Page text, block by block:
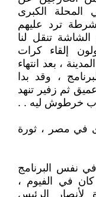
المحلة الكبرى
ترد عليهم
تنقل لنا
إلقاء كرات
، بعد انتهاء
، وقد بدا
ثم زفير تنهد
خرطوش ليه . .
في مصر ، ثورة
نفس البرنامج
في الفيوم ،
لأنصار الرئيس